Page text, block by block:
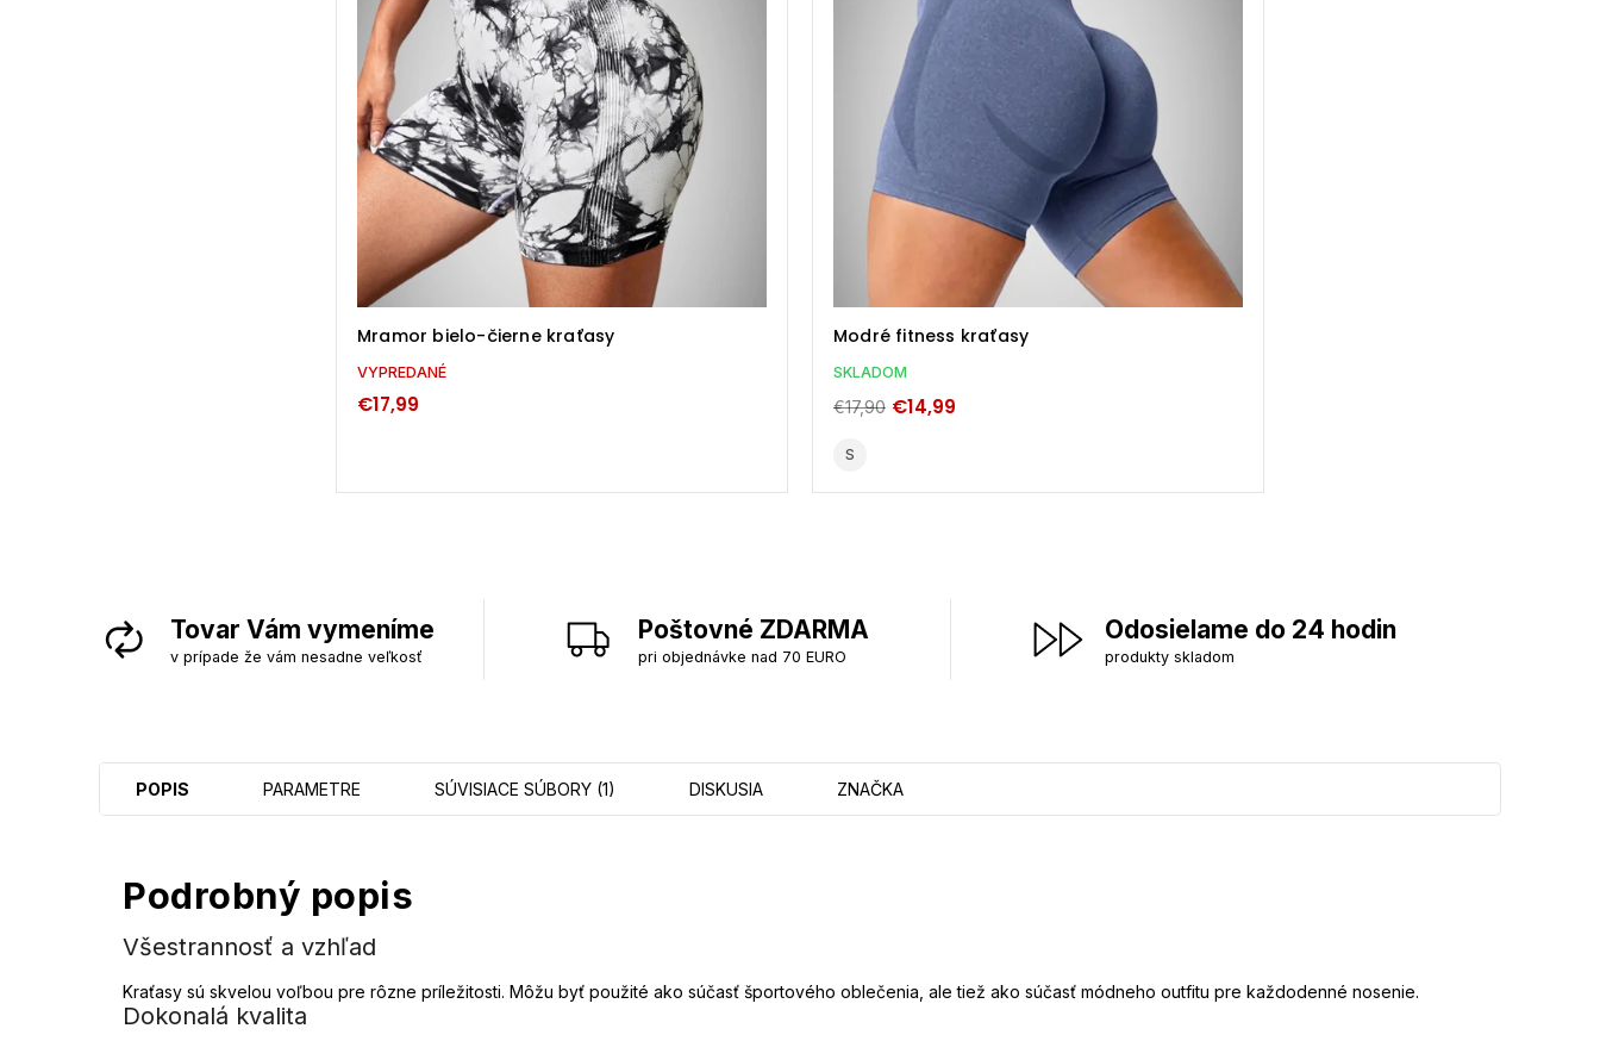
Mramor bielo-čierne kraťasy
VYPREDANÉ
€17,99
Modré fitness kraťasy
SKLADOM
€17,90 €14,99
S
Tovar Vám vymeníme
v prípade že vám nesadne veľkosť
Poštovné ZDARMA
pri objednávke nad 70 EURO
Odosielame do 24 hodin
produkty skladom
POPIS PARAMETRE SÚVISIACE SÚBORY (1) DISKUSIA ZNAČKA
Podrobný popis
Všestrannosť a vzhľad
Kraťasy sú skvelou voľbou pre rôzne príležitosti. Môžu byť použité ako súčasť športového oblečenia, ale tiež ako súčasť módneho outfitu pre každodenné nosenie.
Dokonalá kvalita